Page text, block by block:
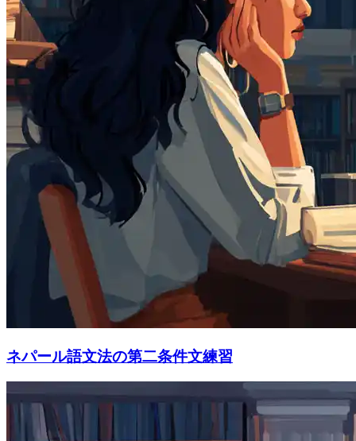
ネパール語文法の第二条件文練習